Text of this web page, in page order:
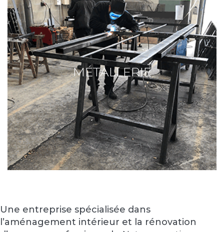
MÉTALLERIE
Une entreprise spécialisée dans
l’aménagement intérieur et la rénovation